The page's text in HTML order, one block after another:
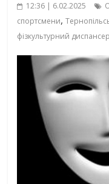
12:36 | 6.02.2025
спортсмени,
фізкультурний диспансер